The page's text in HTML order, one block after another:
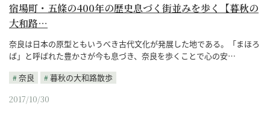
宿場町・五條の400年の歴史息づく街並みを歩く【暮秋の
大和路…
奈良は日本の原型ともいうべき古代文化が発展した地である。「まほろ
ば」と呼ばれた豊かさが今も息づき、奈良を歩くことで心の安…
奈良
暮秋の大和路散歩
2017/10/30